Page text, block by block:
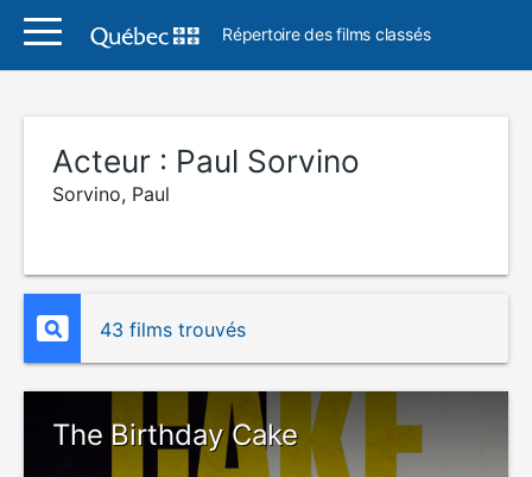
Répertoire des films classés
Acteur : Paul Sorvino
Sorvino, Paul
43 films trouvés
The Birthday Cake